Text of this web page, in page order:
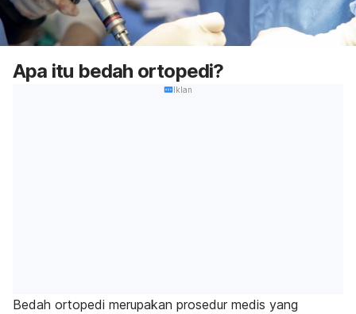
Apa itu bedah ortopedi?
Iklan
Bedah ortopedi merupakan prosedur medis yang